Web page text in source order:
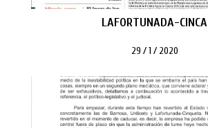
LAFORTUNADA-CINCA
29 / 1 / 2020